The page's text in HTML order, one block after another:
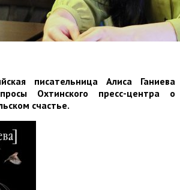
писательница Алиса Ганиева
Охтинского пресс-центра о
счастье.